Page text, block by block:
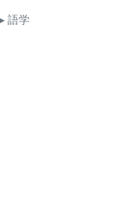
▸ 語学